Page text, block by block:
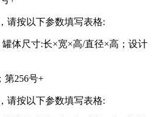
请按以下参数填写表格:
体尺寸:长×宽×高/直径×高；设计
第256号+
请按以下参数填写表格: